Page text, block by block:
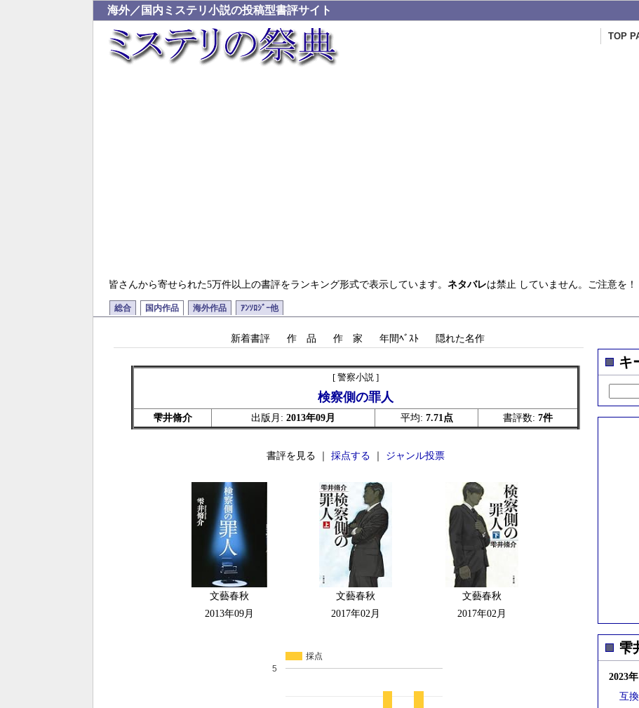
海外／国内ミステリ小説の投稿型書評サイト
TOP
皆さんから寄せられた5万件以上の書評をランキング形式で表示しています。 ネタバレは禁止 していません。ご注意を！
総合 国内作品 海外作品 ｱﾝｿﾛｼﾞｰ他
新着書評 作 品 作 家 年間ﾍﾞｽﾄ 隠れた名作
[ 警察小説 ]
検察側の罪人
雫井脩介 出版月: 2013年09月 平均: 7.71点 書評数: 7件
書評を見る ｜ 採点する ジャンル投票
文藝春秋
2013年09月
文藝春秋
2017年02月
文藝春秋
2017年02月
採点
5
キ
雫
2023年
互